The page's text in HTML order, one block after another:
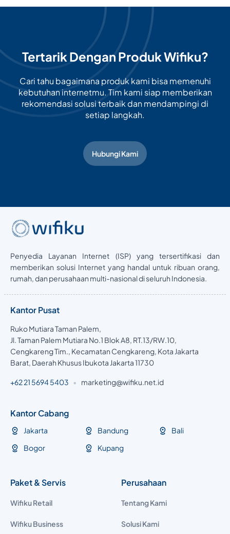
Tertarik Dengan Produk Wifiku?
Cari tahu bagaimana produk kami bisa memenuhi
kebutuhan internetmu. Tim kami siap memberikan
rekomendasi solusi terbaik dan mendampingi di
setiap langkah.
Hubungi Kami
Penyedia Layanan Internet (ISP) yang tersertifikasi dan
memberikan solusi Internet yang handal untuk ribuan orang,
rumah, dan perusahaan multi-nasional di seluruh Indonesia.
Kantor Pusat
Ruko Mutiara Taman Palem,
Jl. Taman Palem Mutiara No.1 Blok A8, RT.13/RW.10,
Cengkareng Tim., Kecamatan Cengkareng, Kota Jakarta
Barat, Daerah Khusus Ibukota Jakarta 11730
+62 21 5694 5403 • marketing@wifiku.net.id
Kantor Cabang
Jakarta
Bogor
Bandung
Kupang
Bali
Paket & Servis
Wifiku Retail
Wifiku Business
Perusahaan
Tentang Kami
Solusi Kami